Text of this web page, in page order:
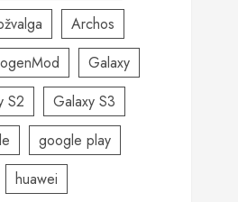
Archos
Galaxy
S2
Galaxy S3
google play
huawei